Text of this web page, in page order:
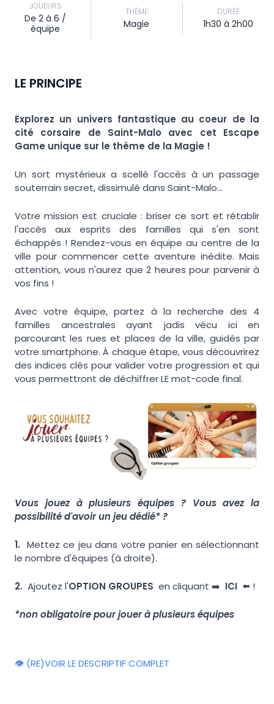
JOUEURS
De 2 à 6 /
équipe
THÈME
Magie
DURÉE
1h30 à 2h00
LE PRINCIPE
Explorez un univers fantastique au coeur de la
cité corsaire de Saint-Malo avec cet Escape
Game unique sur le thème de la Magie !
Un sort mystérieux a scellé l'accès à un passage
souterrain secret, dissimulé dans Saint-Malo...
Votre mission est cruciale : briser ce sort et rétablir
l'accès aux esprits des familles qui s'en sont
échappés ! Rendez-vous en équipe au centre de la
ville pour commencer cette aventure inédite. Mais
attention, vous n'aurez que 2 heures pour parvenir à
vos fins !
Avec votre équipe, partez à la recherche des 4
familles ancestrales ayant jadis vécu ici en
parcourant les rues et places de la ville, guidés par
votre smartphone. À chaque étape, vous découvrirez
des indices clés pour valider votre progression et qui
vous permettront de déchiffrer LE mot-code final.
Vous jouez à plusieurs équipes ? Vous avez la
possibilité d'avoir un jeu dédié* ?
1. Mettez ce jeu dans votre panier en sélectionnant
le nombre d'équipes (à droite).
2. Ajoutez l'OPTION GROUPES en cliquant ➡️ ICI ⬅️ !
*non obligatoire pour jouer à plusieurs équipes
👁️ (RE)VOIR LE DESCRIPTIF COMPLET